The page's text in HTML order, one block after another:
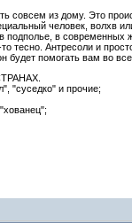
совсем из дому. Это
человек, волхв
в современных
тесно. Антресоли и
будет помогать вам во
"суседко" и прочие;